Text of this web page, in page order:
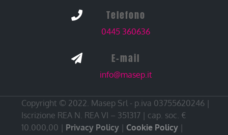
 Telefono
0445 360636
 E-mail
info@masep.it
Copyright © 2022. Masep Srl - p.iva 03755620246 |
Iscrizione REA N. REA VI – 351317 | cap. soc. €
10.000,00 | Privacy Policy | Cookie Policy |